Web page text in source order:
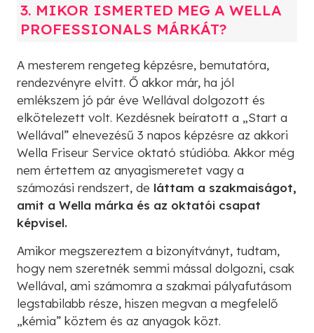
3. MIKOR ISMERTED MEG A WELLA
PROFESSIONALS MÁRKÁT?
A mesterem rengeteg képzésre, bemutatóra,
rendezvényre elvitt. Ő akkor már, ha jól
emlékszem jó pár éve Wellával dolgozott és
elkötelezett volt. Kezdésnek beíratott a „Start a
Wellával” elnevezésű 3 napos képzésre az akkori
Wella Friseur Service oktató stúdióba. Akkor még
nem értettem az anyagismeretet vagy a
számozási rendszert, de láttam a szakmaiságot,
amit a Wella márka és az oktatói csapat
képvisel.
Amikor megszereztem a bizonyítványt, tudtam,
hogy nem szeretnék semmi mással dolgozni, csak
Wellával, ami számomra a szakmai pályafutásom
legstabilabb része, hiszen megvan a megfelelő
„kémia” köztem és az anyagok közt.